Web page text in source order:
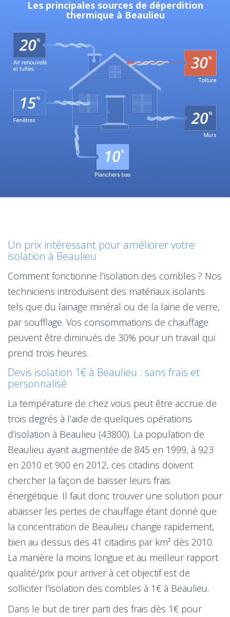
Les principales sources de déperdition
thermique à Beaulieu
Un prix intéressant pour améliorer votre
isolation à Beaulieu
Comment fonctionne l’isolation des combles ? Nos
techniciens introduisent des matériaux isolants
tels que du lainage minéral ou de la laine de verre,
par soufflage. Vos consommations de chauffage
peuvent être diminués de 30% pour un travail qui
prend trois heures.
Devis isolation 1€ à Beaulieu : sans frais et
personnalisé
La température de chez vous peut être accrue de
trois degrés à l’aide de quelques opérations
d’isolation à Beaulieu (43800). La population de
Beaulieu ayant augmentée de 845 en 1999, à 923
en 2010 et 900 en 2012, ces citadins doivent
chercher la façon de baisser leurs frais
énergétique. Il faut donc trouver une solution pour
abaisser les pertes de chauffage étant donné que
la concentration de Beaulieu change rapidement,
bien au dessus des 41 citadins par km² dès 2010.
La manière la moins longue et au meilleur rapport
qualité/prix pour arriver à cet objectif est de
solliciter l’isolation des combles à 1€ à Beaulieu.
Dans le but de tirer parti des frais dès 1€ pour